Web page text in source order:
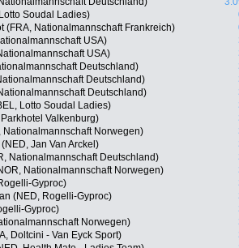
Soudal Ladies)
(FRA, Nationalmannschaft Frankreich)
USA)
USA)
Deutschland)
Deutschland)
Deutschland)
Lotto Soudal Ladies)
Valkenburg)
Nationalmannschaft Norwegen)
Jan Van Arckel)
Nationalmannschaft Deutschland)
Nationalmannschaft Norwegen)
Gyproc)
(NED, Rogelli-Gyproc)
Gyproc)
Norwegen)
Doltcini - Van Eyck Sport)